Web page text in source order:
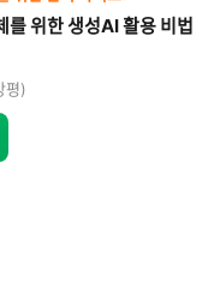
를 위한 생성AI 활용 비법
평)